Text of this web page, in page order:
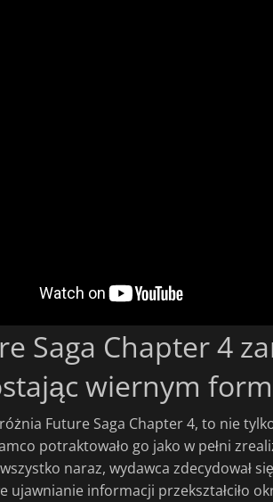
Saga Chapter 4
wiernym
Future Saga Chapter 4, to nie
potraktowało go jako w pełni
naraz, wydawca zdecydował
ujawnianie informacji przekształciło